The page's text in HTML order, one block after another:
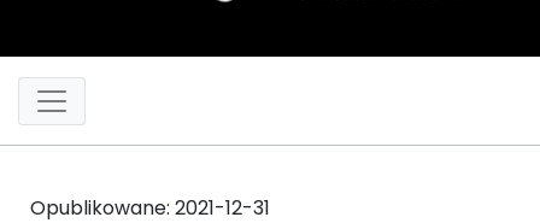
Opublikowane: 2021-12-31